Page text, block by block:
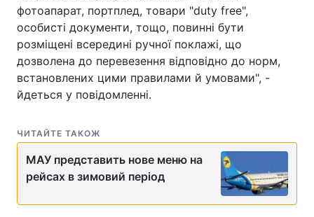
фотоапарат, портплед, товари "duty free",
особисті документи, тощо, повинні бути
розміщені всередині ручної поклажі, що
дозволена до перевезення відповідно до норм,
встановлених цими правилами й умовами", -
йдеться у повідомленні.
ЧИТАЙТЕ ТАКОЖ
МАУ представить нове меню на
рейсах в зимовий період